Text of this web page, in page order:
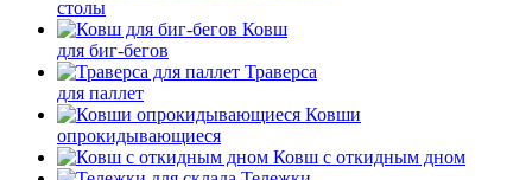
столы
Ковш
для биг-бегов
Траверса
для паллет
Ковши
опрокидывающиеся
Ковш с откидным дном